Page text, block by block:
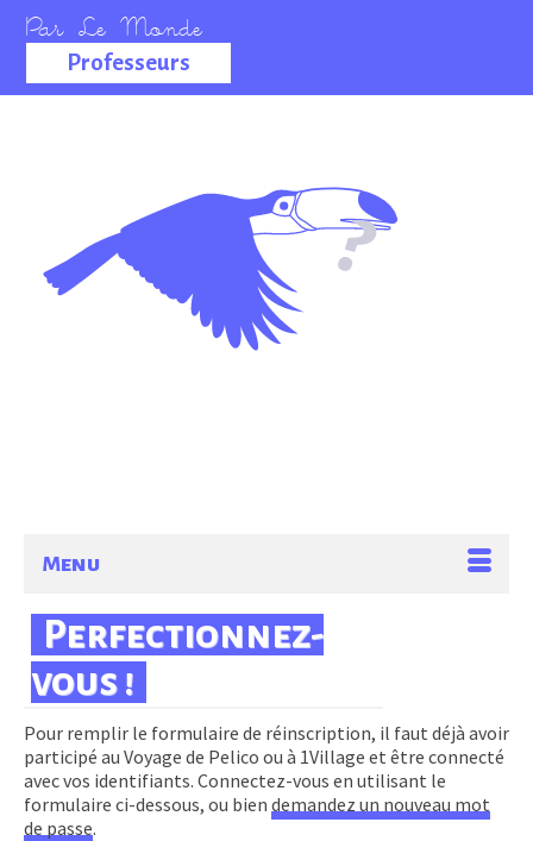
Professeurs
La salle des
professeurs
Menu
Perfectionnez-
vous !
Pour remplir le formulaire de réinscription, il faut déjà avoir
participé au Voyage de Pelico ou à 1Village et être connecté
avec vos identifiants. Connectez-vous en utilisant le
formulaire ci-dessous, ou bien demandez un nouveau mot
de passe.